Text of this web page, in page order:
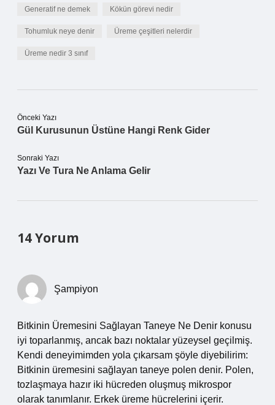
Generatif ne demek Kökün görevi nedir
Tohumluk neye denir Üreme çeşitleri nelerdir
Üreme nedir 3 sınıf
Önceki Yazı
Gül Kurusunun Üstüne Hangi Renk Gider
Sonraki Yazı
Yazı Ve Tura Ne Anlama Gelir
14 Yorum
Şampiyon
Bitkinin Üremesini Sağlayan Taneye Ne Denir konusu
iyi toparlanmış, ancak bazı noktalar yüzeysel geçilmiş.
Kendi deneyimimden yola çıkarsam şöyle diyebilirim:
Bitkinin üremesini sağlayan taneye polen denir. Polen,
tozlaşmaya hazır iki hücreden oluşmuş mikrospor
olarak tanımlanır. Erkek üreme hücrelerini içerir.